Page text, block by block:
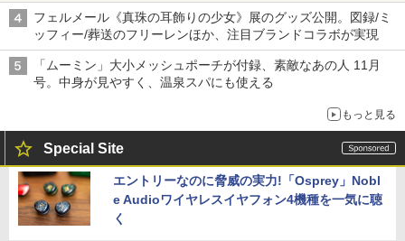
フェルメール《真珠の耳飾りの少女》展のグッズ公開。図録/ミ
ッフィー/葬送のフリーレンほか、注目ブランドコラボが実現
「ムーミン」大小メッシュポーチが付録、素敵なあの人 11月
号。中身が見やすく、温泉スパにも使える
もっと見る
Special Site
エントリーなのに脅威の実力!「Osprey」Nobl
e Audioワイヤレスイヤフォン4機種を一気に聴
く